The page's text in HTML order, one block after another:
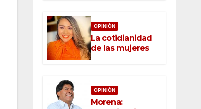
OPINIÓN
La cotidianidad
de las mujeres
OPINIÓN
Morena: